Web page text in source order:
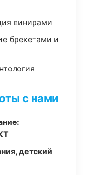
винирами
брекетами и
с нами
детский